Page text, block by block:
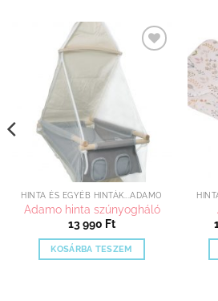
Kedvenceimhez
HINTA ÉS EGYÉB HINTÁK...ADAMO
Adamo hinta szúnyogháló
13 990 Ft
KOSÁRBA TESZEM